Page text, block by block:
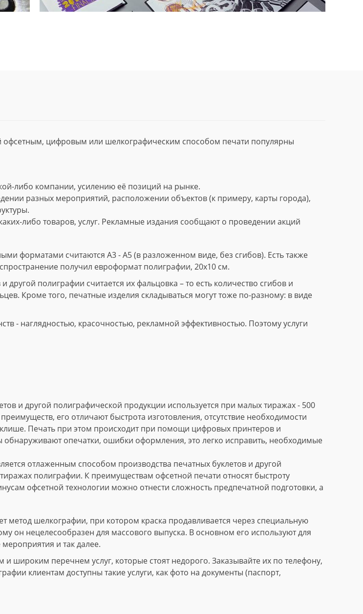
офсетным, цифровым или шелкографическим способом печати популярны
либо компании, усилению её позиций на рынке.
разных мероприятий, расположении объектов (к примеру, карты города),
либо товаров, услуг. Рекламные издания сообщают о проведении акций
форматами считаются А3 - А5 (в разложенном виде, без сгибов). Есть также
получил евроформат полиграфии, 20х10 см.
полиграфии считается их фальцовка – то есть количество сгибов и
Кроме того, печатные изделия складываться могут тоже по-разному: в виде
- наглядностью, красочностью, рекламной эффективностью. Поэтому услуги
и другой полиграфической продукции используется при малых тиражах - 500
его отличают быстрота изготовления, отсутствие необходимости
Печать при этом происходит при помощи цифровых принтеров и
обнаруживают опечатки, ошибки оформления, это легко исправить, необходимые
отлаженным способом производства печатных буклетов и другой
полиграфии. К преимуществам офсетной печати относят быстроту
офсетной технологии можно отнести сложность предпечатной подготовки, а
шелкографии, при котором краска продавливается через специальную
он нецелесообразен для массового выпуска. В основном его используют для
и так далее.
перечнем услуг, которые стоят недорого. Заказывайте их по телефону,
клиентам доступны такие услуги, как фото на документы (паспорт,